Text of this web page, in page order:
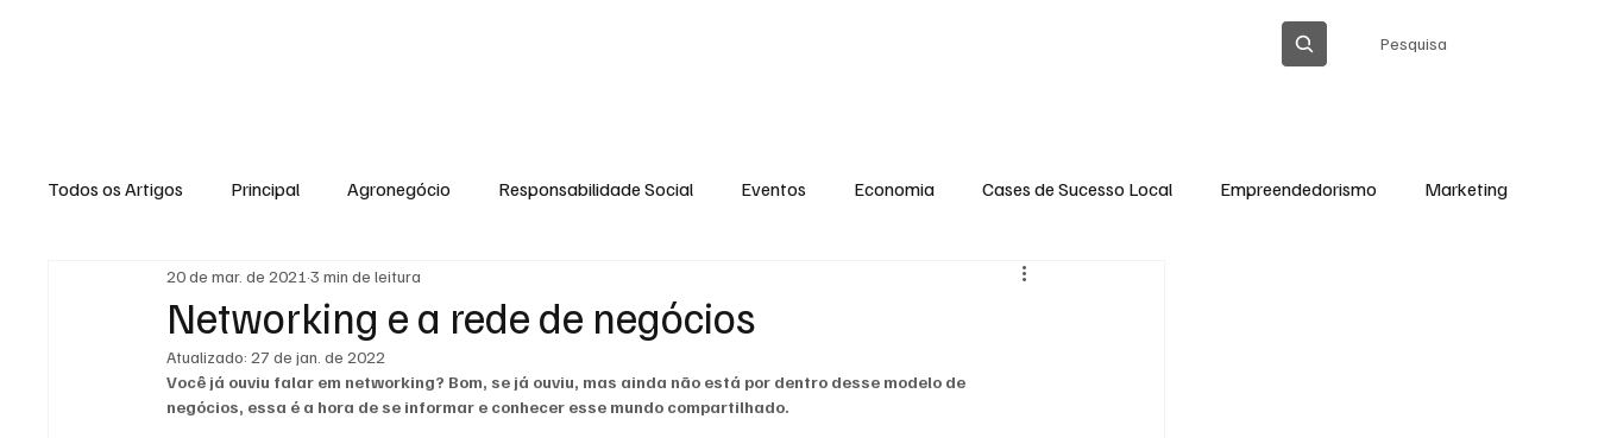
Pesquisa
Todos os Artigos Principal Agronegócio Responsabilidade Social Eventos Economia Cases de Sucesso Local Empreendedorismo Marketing
Expediente Morro do Coco Conselheiro Josino Espírito Santinho
Dielly Rangel Fabricyo Silvestre João Carlos Campista Fabricyo Serqueira Sérgio Lima
Networking e a rede de negócios
20 de mar. de 2021 3 min de leitura
Atualizado:27 de jan. de 2022
Você já ouviu falar em networking? Bom, se já ouviu, mas ainda não está por dentro desse modelo de
negócios, essa é a hora de se informar e conhecer esse mundo compartilhado.